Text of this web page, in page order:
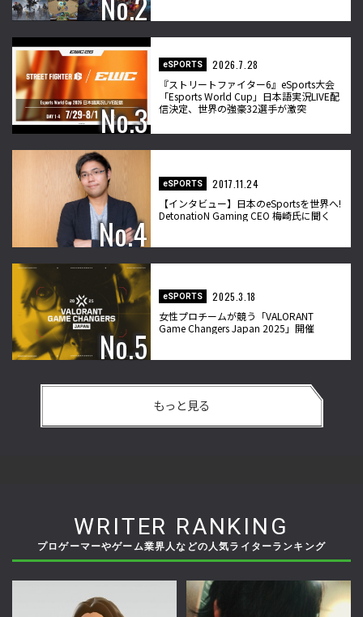
eSPORTS
2026.7.28
『ストリートファイター6』eSports大会
「Esports World Cup」日本語実況LIVE配
信決定、世界の強豪32選手が激突
eSPORTS
2017.11.24
【インタビュー】日本のeSportsを世界へ!
DetonatioN Gaming CEO 梅崎氏に聞く
eSPORTS
2025.3.18
女性プロチームが競う「VALORANT
Game Changers Japan 2025」開催
もっと見る
WRITER RANKING
プロゲーマーやゲーム業界人などの人気ライターランキング